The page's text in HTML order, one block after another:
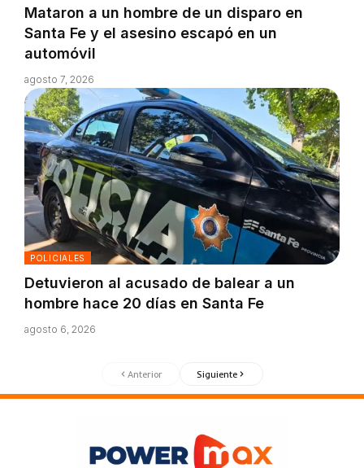
Mataron a un hombre de un disparo en
Santa Fe y el asesino escapó en un
automóvil
agosto 7, 2026
POLICIALES
Detuvieron al acusado de balear a un
hombre hace 20 días en Santa Fe
agosto 6, 2026
Anterior Siguiente